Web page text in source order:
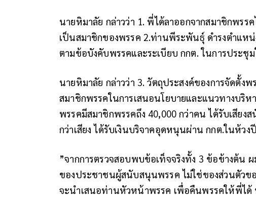
นายหิมาลัย กล่าวว่า 1. พี่ได้ลาออกจากสมาชิกพร
เป็นสมาชิกของพรรค 2.ท่านพีระพันธุ์ ดำรงตำแหน่
ตามข้อบังคับพรรคและระเบียบ กกต. ในการประชุ
นายหิมาลัย กล่าวว่า 3. วัตถุประสงค์ของการจัดตั้ง
สมาชิกพรรคในการเสนอนโยบายและแนวทางบ
พรรคมีสมาชิกพรรคถึง 40,000 กว่าคน ได้รับเสียง
กว่าเสียง ได้รับเงินบริจาคอุดหนุนผ่าน กกต.ในห้ว
”จากการตรวจสอบพบข้อเท็จจริงทั้ง 3 ข้อข้างต้น ผ
ของประชาชนผู้สนับสนุนพรรค ไม่ใช่ของส่วนตัวข
จะนำเสนอท่านหัวหน้าพรรค เพื่อคืนพรรคให้พี่ได้